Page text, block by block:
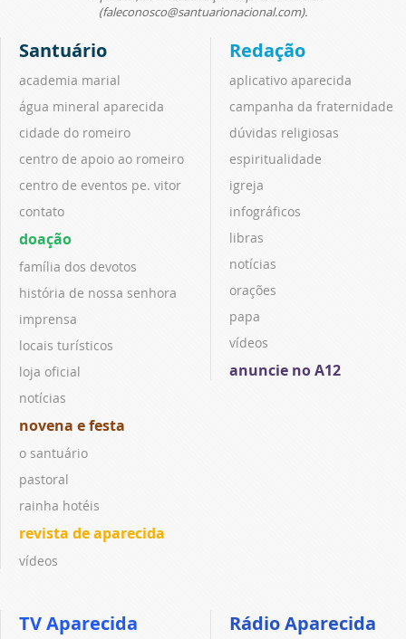
(faleconosco@santuarionacional.com).
Santuário
academia marial
água mineral aparecida
cidade do romeiro
centro de apoio ao romeiro
centro de eventos pe. vitor
contato
doação
família dos devotos
história de nossa senhora
imprensa
locais turísticos
loja oficial
notícias
novena e festa
o santuário
pastoral
rainha hotéis
revista de aparecida
vídeos
Redação
aplicativo aparecida
campanha da fraternidade
dúvidas religiosas
espiritualidade
igreja
infográficos
libras
notícias
orações
papa
vídeos
anuncie no A12
TV Aparecida Rádio Aparecida